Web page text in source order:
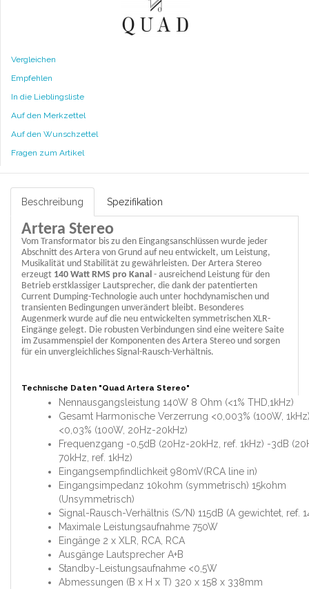
Vergleichen
Empfehlen
In die Lieblingsliste
Auf den Merkzettel
Auf den Wunschzettel
Fragen zum Artikel
Beschreibung Spezifikation
Artera Stereo
Vom Transformator bis zu den Eingangsanschlüssen wurde jeder
Abschnitt des Artera von Grund auf neu entwickelt, um Leistung,
Musikalität und Stabilität zu gewährleisten. Der Artera Stereo
erzeugt 140 Watt RMS pro Kanal - ausreichend Leistung für den
Betrieb erstklassiger Lautsprecher, die dank der patentierten
Current Dumping-Technologie auch unter hochdynamischen und
transienten Bedingungen unverändert bleibt. Besonderes
Augenmerk wurde auf die neu entwickelten symmetrischen XLR-
Eingänge gelegt. Die robusten Verbindungen sind eine weitere Saite
im Zusammenspiel der Komponenten des Artera Stereo und sorgen
für ein unvergleichliches Signal-Rausch-Verhältnis.
Technische Daten "Quad Artera Stereo"
Nennausgangsleistung 140W 8 Ohm (<1% THD,1kHz)
Gesamt Harmonische Verzerrung <0,003% (100W,
<0,03% (100W, 20Hz-20kHz)
Frequenzgang -0,5dB (20Hz-20kHz, ref. 1kHz) -3dB
70kHz, ref. 1kHz)
Eingangsempfindlichkeit 980mV(RCA line in)
Eingangsimpedanz 10kohm (symmetrisch) 15kohm
(Unsymmetrisch)
Signal-Rausch-Verhältnis (S/N) 115dB (A gewichtet, ref.
Maximale Leistungsaufnahme 750W
Eingänge 2 x XLR, RCA, RCA
Ausgänge Lautsprecher A+B
Standby-Leistungsaufnahme <0,5W
Abmessungen (B x H x T) 320 x 158 x 338mm